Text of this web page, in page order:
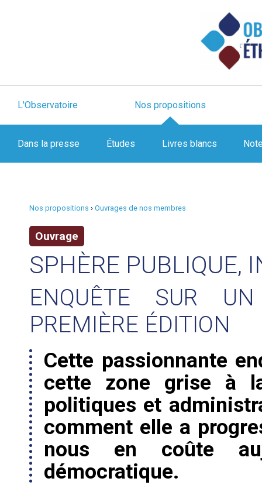
L'Observatoire Nos propositions
Dans la presse Études Livres blancs
Nos propositions › Ouvrages de nos membres
Ouvrage
SPHÈRE PUBLIQUE,
ENQUÊTE SUR
PREMIÈRE ÉDITION
Cette passionnante
cette zone grise à
politiques et
comment elle a
nous en coûte
démocratique.